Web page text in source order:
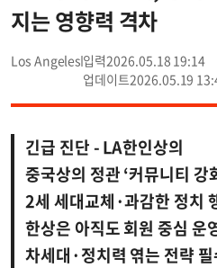
지는 영향력 격차
Los Angeles
2026.05.18 19:14
2026.05.19
긴급 진단 - LA한인상의
중국상의 정관 ‘커뮤니티 강
2세 세대교체·과감한 정치
한상은 아직도 회원 중심 운
차세대·정치력 엮는 전략